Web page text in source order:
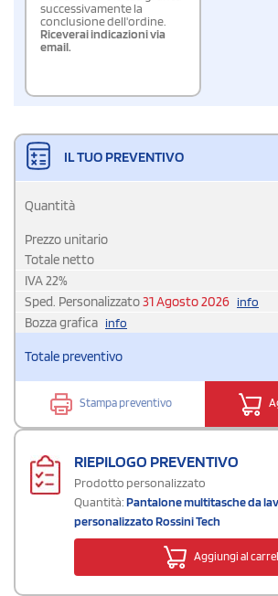
successivamente la
conclusione dell'ordine.
Riceverai indicazioni via
email.
IL TUO PREVENTIVO
Quantità
Prezzo unitario
Totale netto
IVA22%
Sped. Personalizzato31 Agosto 2026 info
Bozza grafica info
Totale preventivo
Stampa preventivo
RIEPILOGO PREVENTIVO
Prodotto personalizzato
Quantità:Pantalone multitasche da
personalizzato Rossini Tech
Aggiungi al